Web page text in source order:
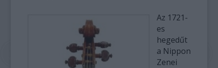
Az 1721-
es
hegedűt
a Nippon
Zenei